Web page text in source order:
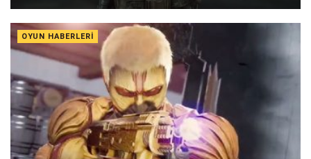
OYUN HABERLERI